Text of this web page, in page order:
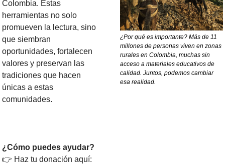
Colombia. Estas
herramientas no solo
promueven la lectura, sino
que siembran
oportunidades, fortalecen
valores y preservan las
tradiciones que hacen
únicas a estas
comunidades.
¿Cómo puedes ayudar?
👉 Haz tu donación aquí:
¿Por qué es importante? Más de 11
millones de personas viven en zonas
rurales en Colombia, muchas sin
acceso a materiales educativos de
calidad. Juntos, podemos cambiar
esa realidad.